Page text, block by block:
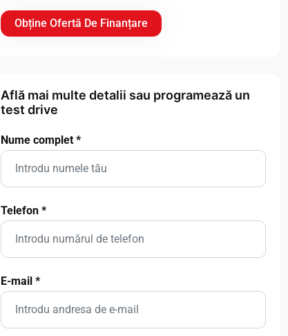
Obține Ofertă De Finanțare
Află mai multe detalii sau programează un
test drive
Nume complet*
Telefon *
E-mail *